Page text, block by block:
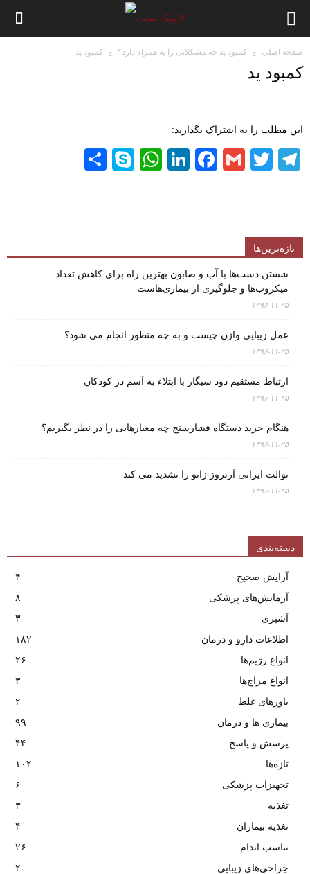
صفحه اصلی کمبود ید چه مشکلاتی را به همراه دارد؟ کمبود ید
کمبود ید
این مطلب را به اشتراک بگذارید:
Telegram
Twitter
Gmail
Facebook
LinkedIn
WhatsApp
Skype
تازه‌ترین‌ها
شستن دست‌ها با آب و صابون بهترین راه برای کاهش تعداد
میکروب‌ها و جلوگیری از بیماری‌هاست
۱۳۹۶-۱۱-۲۵
عمل زیبایی واژن چیست و به چه منظور انجام می شود؟
۱۳۹۶-۱۱-۲۵
ارتباط مستقیم دود سیگار با ابتلاء به آسم در کودکان
۱۳۹۶-۱۱-۲۵
هنگام خرید دستگاه فشارسنج چه معیارهایی را در نظر بگیریم؟
۱۳۹۶-۱۱-۲۵
توالت ایرانی آرتروز زانو را تشدید می کند
۱۳۹۶-۱۱-۲۵
دسته‌بندی
آرایش صحیح
۴
آزمایش‌های پزشکی
۸
آشپزی
۳
اطلاعات دارو و درمان
۱۸۲
انواع رژیم‌ها
۲۶
انواع مزاج‌ها
۳
باورهای غلط
۲
بیماری ها و درمان
۹۹
پرسش و پاسخ
۴۴
تازه‌ها
۱۰۲
تجهیزات پزشکی
۶
تغذیه
۳
تغذیه بیماران
۴
تناسب اندام
۲۶
جراحی‌های زیبایی
۲